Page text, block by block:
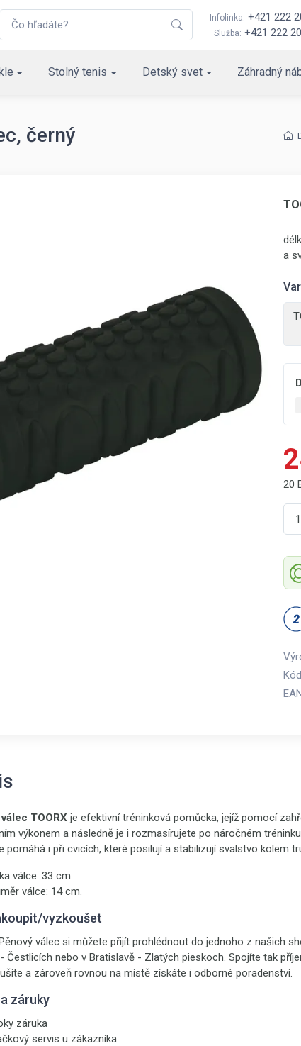
Infolinka: +421 222
Služba: +421 222
Stolný tenis Detský svet Záhradný
černý
a
20
TOORX je efektivní tréninková pomůcka, jejíž pomocí
výkonem a následně je i rozmasírujete po náročném
pomáhá i při cvicích, které posilují a stabilizují svalstvo kolem
válce: 33 cm.
válce: 14 cm.
vyzkoušet
válec si můžete přijít prohlédnout do jednoho z našich
Čestlicích nebo v Bratislavě - Zlatých pieskoch. Spojíte tak
a zároveň rovnou na místě získáte i odborné poradenství.
záruky
záruka
servis u zákazníka